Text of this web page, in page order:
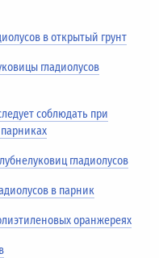
в открытый грунт
гладиолусов
соблюдать при
гладиолусов
в парник
оранжереях